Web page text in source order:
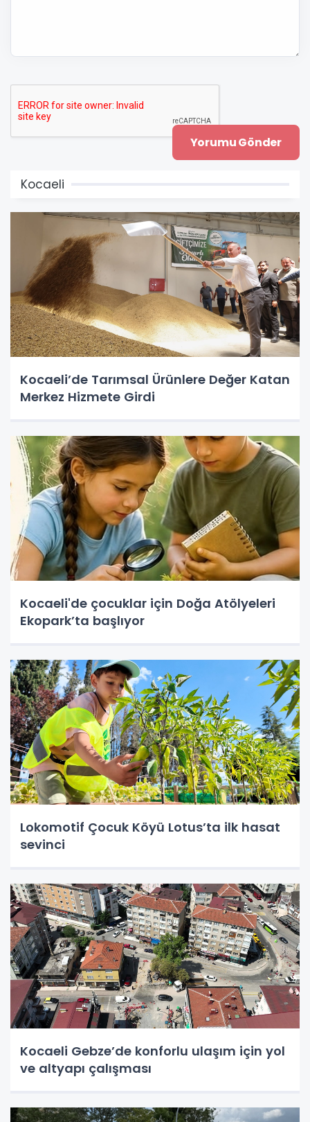
Kocaeli
Kocaeli’de Tarımsal Ürünlere Değer Katan
Merkez Hizmete Girdi
Kocaeli'de çocuklar için Doğa Atölyeleri
Ekopark’ta başlıyor
Lokomotif Çocuk Köyü Lotus’ta ilk hasat
sevinci
Kocaeli Gebze’de konforlu ulaşım için yol
ve altyapı çalışması